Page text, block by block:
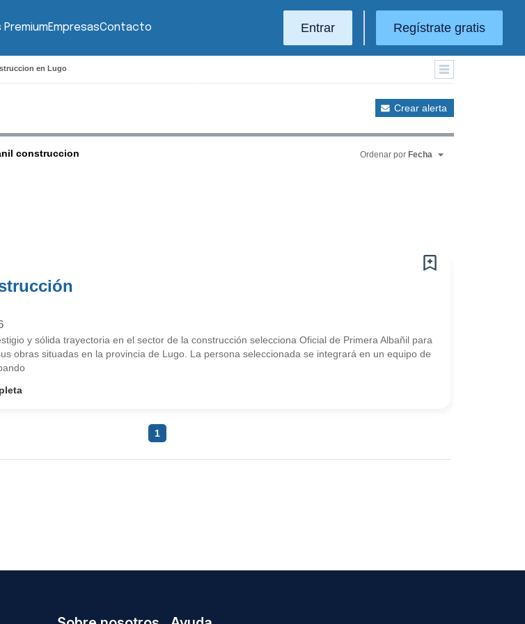
EmpresasContacto Entrar Regístrate gratis
en Lugo
Crear alerta
construccion Ordenar por Fecha
y sólida trayectoria en el sector de la construcción selecciona Oficial de Primera Albañil para
obras situadas en la provincia de Lugo. La persona seleccionada se integrará en un equipo de
1